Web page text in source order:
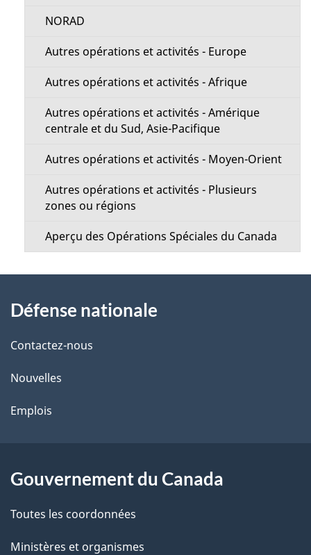
NORAD
Autres opérations et activités - Europe
Autres opérations et activités - Afrique
Autres opérations et activités - Amérique
centrale et du Sud, Asie-Pacifique
Autres opérations et activités - Moyen-Orient
Autres opérations et activités - Plusieurs
zones ou régions
Aperçu des Opérations Spéciales du Canada
propos
de
ce
site
Défense nationale
Contactez-nous
Nouvelles
Emplois
Gouvernement du Canada
Toutes les coordonnées
Ministères et organismes